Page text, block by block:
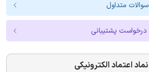
سوالات متداول
درخواست پشتیبانی
نماد اعتماد الکترونیکی